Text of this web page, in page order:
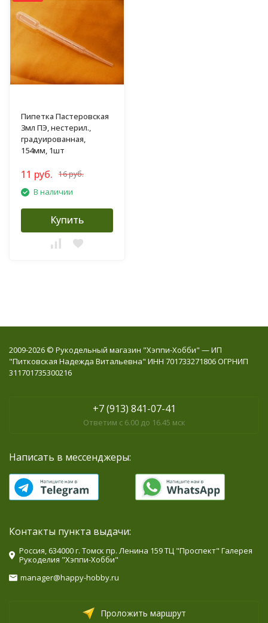
Пипетка Пастеровская
3мл ПЭ, нестерил.,
градуированная,
154мм, 1шт
11 руб. 16 руб.
В наличии
Купить
2009-2026 © Рукодельный магазин "Хэппи-Хобби" — ИП
"Питковская Надежда Витальевна" ИНН 701733271806 ОГРНИП
311701735300216
+7 (913) 841-07-41
Ответим с 6.00 до 16.45 мск
Написать в мессенджеры:
Контакты пункта выдачи:
Россия, 634000 г. Томск пр. Ленина 159 ТЦ "Проспект" Галерея
Рукоделия "Хэппи-Хобби"
manager@happy-hobby.ru
Проложить маршрут